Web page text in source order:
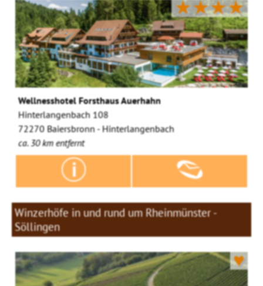
★★★★
Wellnesshotel Forsthaus Auerhahn
Hinterlangenbach 108
72270 Baiersbronn - Hinterlangenbach
ca. 30 km entfernt
Winzerhöfe in und rund um Rheinmünster -
Söllingen
♥